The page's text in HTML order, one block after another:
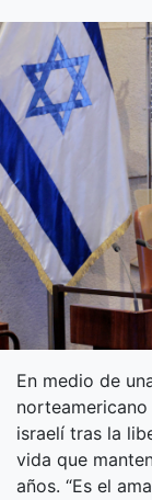
En medio de
israelí tras la
vida que
años. “Es el